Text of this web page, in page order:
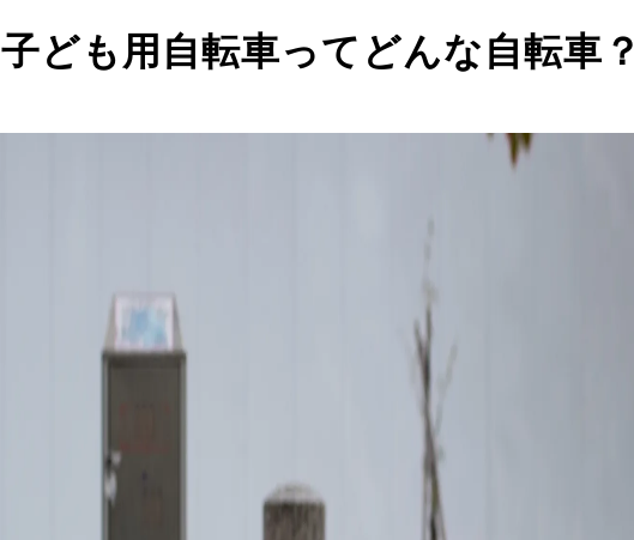
子ども用自転車ってどんな自転車？